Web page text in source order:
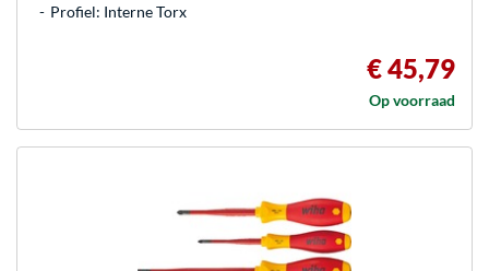
Profiel: Interne Torx
€ 45,79
Op voorraad